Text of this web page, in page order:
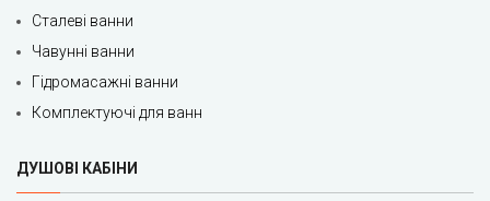
Сталеві ванни
Чавунні ванни
Гідромасажні ванни
Комплектуючі для ванн
ДУШОВІ КАБІНИ